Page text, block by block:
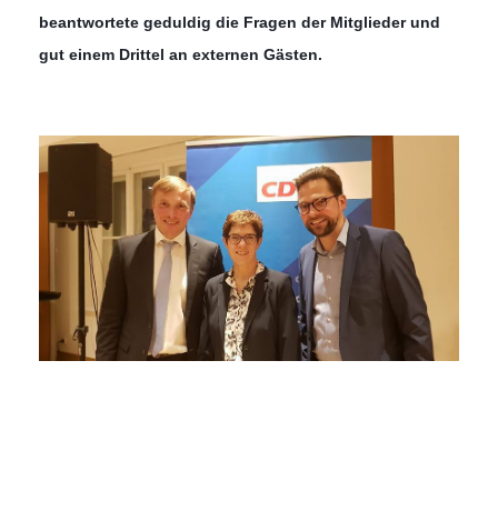
beantwortete geduldig die Fragen der Mitglieder und
gut einem Drittel an externen Gästen.